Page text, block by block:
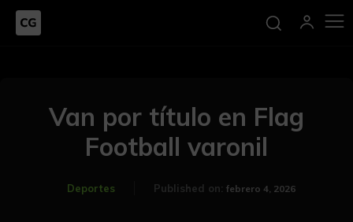
Van por título en Flag
Football varonil
Deportes Published on: febrero 4, 2026